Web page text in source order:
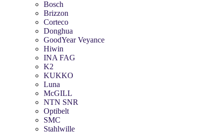
Bosch
Brizzon
Corteco
Donghua
GoodYear Veyance
Hiwin
INA FAG
K2
KUKKO
Luna
McGILL
NTN SNR
Optibelt
SMC
Stahlwille